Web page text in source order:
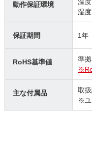
動作保証環境
湿
保証期間 1年
RoHS基準値
準拠
主な付属品
取
※ユ